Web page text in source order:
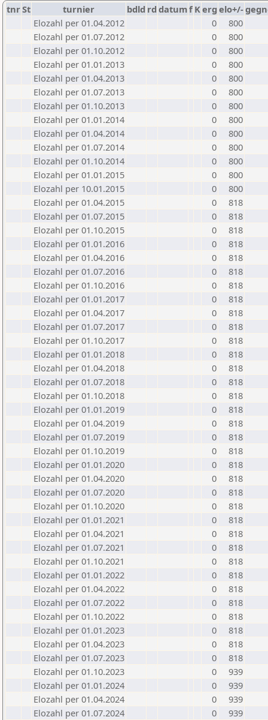
tnrSt turnier bdld rd datumf Kerg elo+/-
Elozahl per 01.04.2012
0
800
Elozahl per 01.07.2012
0
800
Elozahl per 01.10.2012
0
800
Elozahl per 01.01.2013
0
800
Elozahl per 01.04.2013
0
800
Elozahl per 01.07.2013
0
800
Elozahl per 01.10.2013
0
800
Elozahl per 01.01.2014
0
800
Elozahl per 01.04.2014
0
800
Elozahl per 01.07.2014
0
800
Elozahl per 01.10.2014
0
800
Elozahl per 01.01.2015
0
800
Elozahl per 10.01.2015
0
800
Elozahl per 01.04.2015
0
818
Elozahl per 01.07.2015
0
818
Elozahl per 01.10.2015
0
818
Elozahl per 01.01.2016
0
818
Elozahl per 01.04.2016
0
818
Elozahl per 01.07.2016
0
818
Elozahl per 01.10.2016
0
818
Elozahl per 01.01.2017
0
818
Elozahl per 01.04.2017
0
818
Elozahl per 01.07.2017
0
818
Elozahl per 01.10.2017
0
818
Elozahl per 01.01.2018
0
818
Elozahl per 01.04.2018
0
818
Elozahl per 01.07.2018
0
818
Elozahl per 01.10.2018
0
818
Elozahl per 01.01.2019
0
818
Elozahl per 01.04.2019
0
818
Elozahl per 01.07.2019
0
818
Elozahl per 01.10.2019
0
818
Elozahl per 01.01.2020
0
818
Elozahl per 01.04.2020
0
818
Elozahl per 01.07.2020
0
818
Elozahl per 01.10.2020
0
818
Elozahl per 01.01.2021
0
818
Elozahl per 01.04.2021
0
818
Elozahl per 01.07.2021
0
818
Elozahl per 01.10.2021
0
818
Elozahl per 01.01.2022
0
818
Elozahl per 01.04.2022
0
818
Elozahl per 01.07.2022
0
818
Elozahl per 01.10.2022
0
818
Elozahl per 01.01.2023
0
818
Elozahl per 01.04.2023
0
818
Elozahl per 01.07.2023
0
818
Elozahl per 01.10.2023
0
939
Elozahl per 01.01.2024
0
939
Elozahl per 01.04.2024
0
939
Elozahl per 01.07.2024
0
939